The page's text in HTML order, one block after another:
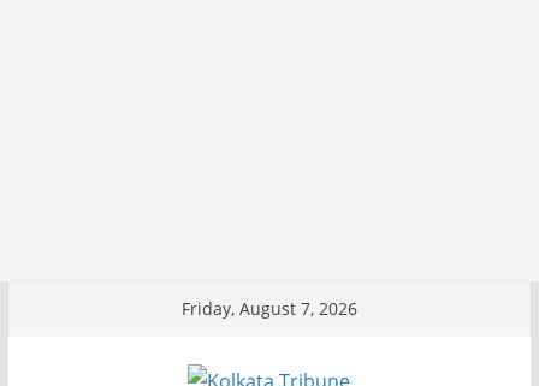
Friday, August 7, 2026